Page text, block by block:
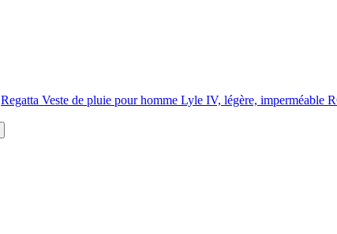
Regatta Veste de pluie pour homme Lyle IV, légère, imperméable